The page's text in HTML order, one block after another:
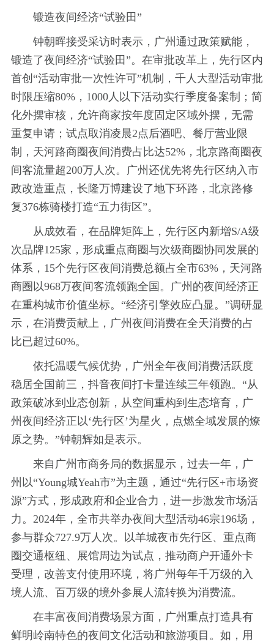
锻造夜间经济“试验田”
钟朝晖接受采访时表示，广州通过政策赋能，
锻造了夜间经济“试验田”。在审批改革上，先行区内
首创“活动审批一次性许可”机制，千人大型活动审批
时限压缩80%，1000人以下活动实行季度备案制；简
化外摆审核，允许商家按年度固定区域外摆，无需
重复申请；试点取消凌晨2点后酒吧、餐厅营业限
制，天河路商圈夜间消费占比达52%，北京路商圈夜
间客流量超200万人次。广州还优先将先行区纳入市
政改造重点，长隆万博建设了地下环路，北京路修
复376栋骑楼打造“五力街区”。
从成效看，在品牌矩阵上，先行区内新增S/A级
次品牌125家，形成重点商圈与次级商圈协同发展的
体系，15个先行区夜间消费总额占全市63%，天河路
商圈以968万夜间客流领跑全国。广州的夜间经济正
在重构城市价值坐标。“经济引擎效应凸显。”调研显
示，在消费贡献上，广州夜间消费在全天消费的占
比已超过60%。
依托温暖气候优势，广州全年夜间消费活跃度
稳居全国前三，抖音夜间打卡量连续三年领跑。“从
政策破冰到业态创新，从空间重构到生态培育，广
州夜间经济正以‘先行区’为星火，点燃全域发展的燎
原之势。”钟朝辉如是表示。
来自广州市商务局的数据显示，过去一年，广
州以“Young城Yeah市”为主题，通过“先行区+市场资
源”方式，形成政府和企业合力，进一步激发市场活
力。2024年，全市共举办夜间大型活动46宗196场，
参与群众727.9万人次。以羊城夜市先行区、重点商
圈交通枢纽、展馆周边为试点，推动商户开通外卡
受理，改善支付使用环境，将广州每年千万级的入
境人流、百万级的境外参展人流转换为消费流。
在丰富夜间消费场景方面，广州重点打造具有
鲜明岭南特色的夜间文化活动和旅游项目。如，用